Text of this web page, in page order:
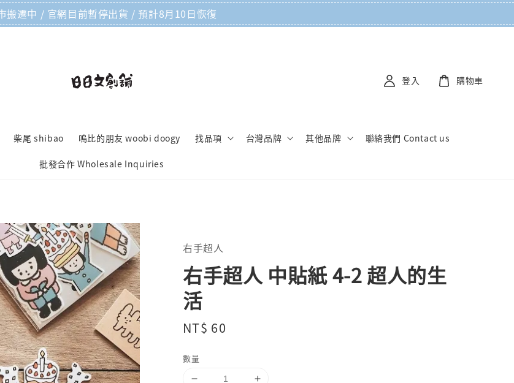
搬遷中 / 官網目前暫停出貨 / 預計8月10日恢復
柴尾 shibao 嗚比的朋友 woobi doogy 找品項 台灣品牌 其他品牌 聯絡我們 Contact us
批發合作 Wholesale Inquiries
登入 購物車
右手超人
右手超人 中貼紙 4-2 超人的生
活
Regular
NT$ 60
數量